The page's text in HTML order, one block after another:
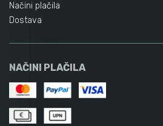
Načini plačila
Dostava
NAČINI PLAČILA